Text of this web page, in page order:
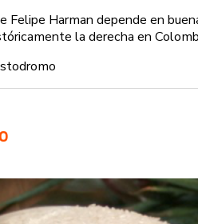
Felipe Harman depende en
la derecha en
lo permitido por el